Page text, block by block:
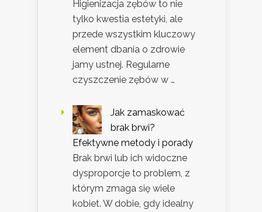
Higienizacja zębów to nie
tylko kwestia estetyki, ale
przede wszystkim kluczowy
element dbania o zdrowie
jamy ustnej. Regularne
czyszczenie zębów w …
Jak zamaskować
brak brwi?
Efektywne metody i porady
Brak brwi lub ich widoczne
dysproporcje to problem, z
którym zmaga się wiele
kobiet. W dobie, gdy idealny